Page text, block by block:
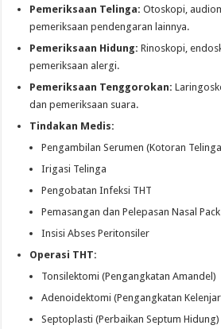
Pemeriksaan Telinga: Otoskopi,
pemeriksaan pendengaran lainnya.
Pemeriksaan Hidung: Rinoskopi,
pemeriksaan alergi.
Pemeriksaan Tenggorokan:
dan pemeriksaan suara.
Tindakan Medis:
Pengambilan Serumen (Kotoran
Irigasi Telinga
Pengobatan Infeksi THT
Pemasangan dan Pelepasan Nasal Pack
Insisi Abses Peritonsiler
Operasi THT:
Tonsilektomi (Pengangkatan Amandel)
Adenoidektomi (Pengangkatan
Septoplasti (Perbaikan Septum Hidung)